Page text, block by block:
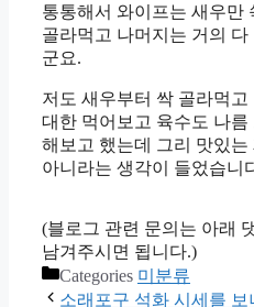
통통해서 와이프는 새우만
골라먹고 나머지는 거의 다
군요.
저도 새우부터 싹 골라먹고
대한 먹어보고 육수도 나름
해보고 했는데 그리 맛있는
아니라는 생각이 들었습니
(블로그 관련 문의는 아래
남겨주시면 됩니다.)
Categories 미분류
소래포구 석화 시세를 보